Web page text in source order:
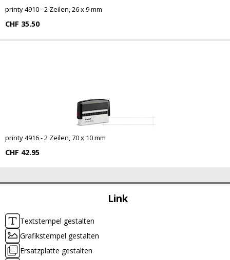
Link
Textstempel gestalten
Grafikstempel gestalten
Ersatzplatte gestalten
printy 4910 - 2 Zeilen, 26 x 9 mm
CHF 35.50
printy 4916 - 2 Zeilen, 70 x 10 mm
CHF 42.95